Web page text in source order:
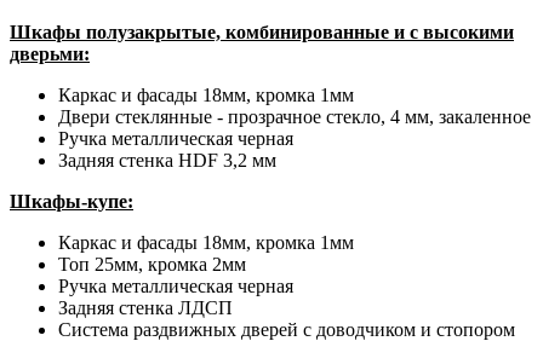
Шкафы полузакрытые, комбинированные и с высокими
дверьми:
Каркас и фасады 18мм, кромка 1мм
Двери стеклянные - прозрачное стекло, 4 мм, закаленное
Ручка металлическая черная
Задняя стенка HDF 3,2 мм
Шкафы-купе:
Каркас и фасады 18мм, кромка 1мм
Топ 25мм, кромка 2мм
Ручка металлическая черная
Задняя стенка ЛДСП
Система раздвижных дверей с доводчиком и стопором